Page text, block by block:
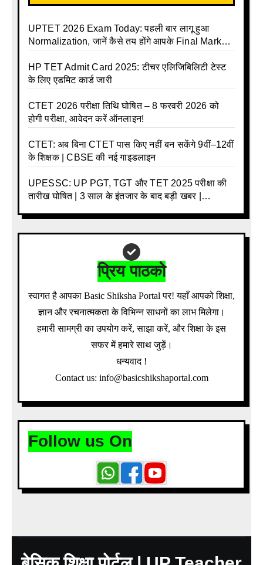
UPTET 2026 Exam Today: पहली बार लागू हुआ
Normalization, जानें कैसे तय होंगे आपके Final Marks
HP TET Admit Card 2025: टीचर एलिजिबिलिटी टेस्ट
के लिए एडमिट कार्ड जारी
CTET 2026 परीक्षा तिथि घोषित – 8 फरवरी 2026 को
होगी परीक्षा, आवेदन करें ऑनलाइन!
CTET: अब बिना CTET पास किए नहीं बन सकेंगे 9वीं–12वीं
के शिक्षक | CBSE की नई गाइडलाइन
UPESSC: UP PGT, TGT और TET 2025 परीक्षा की
तारीख घोषित | 3 साल के इंतजार के बाद बड़ी खबर |
प्रिय पाठको
स्वागत है आपका Basic Shiksha Portal पर! यहाँ आपको शिक्षा,
ज्ञान और रचनात्मकता के विभिन्न साधनों का लाभ मिलेगा।
हमारी सामग्री का उपयोग करें, साझा करें, और शिक्षा के इस
सफर में हमारे साथ जुड़ें।
धन्यवाद !
Contact us: info@basicshikshaportal.com
Follow us On